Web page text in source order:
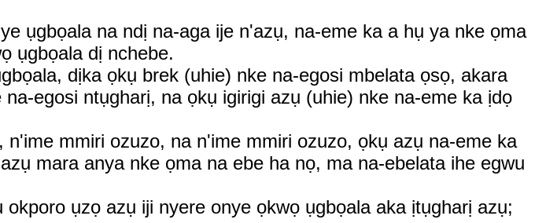
ụgbọala na ndị na-aga ije n'azụ, na-eme ka a hụ ya nke ọma
ụgbọala dị nchebe.
dịka ọkụ brek (uhie) nke na-egosi mbelata ọsọ, akara
egosi ntụgharị, na ọkụ igirigi azụ (uhie) nke na-eme ka ịdọ
mmiri ozuzo, na n'ime mmiri ozuzo, ọkụ azụ na-eme ka
mara anya nke ọma na ebe ha nọ, ma na-ebelata ihe egwu
ụzọ azụ iji nyere onye ọkwọ ụgbọala aka ịtụgharị azụ;